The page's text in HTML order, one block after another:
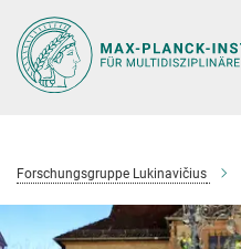
Hauptinhalt
Forschungsgruppe Lukinavičius